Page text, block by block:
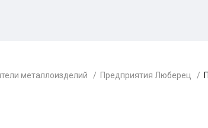
металлоизделий Предприятия Люберец